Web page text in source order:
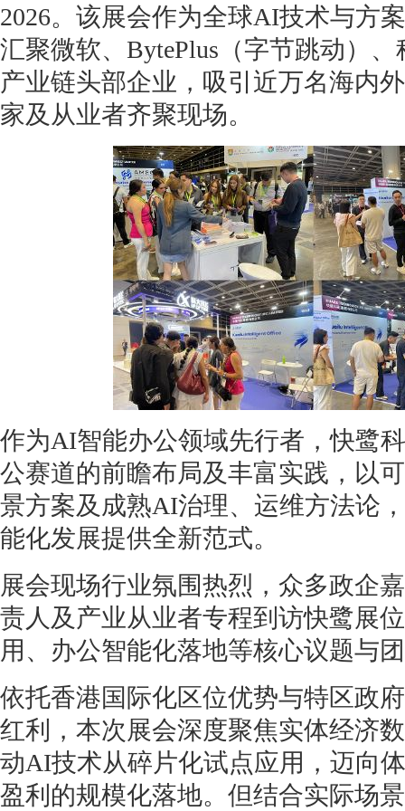
2026。该展会作为全球AI技术与方
汇聚微软、BytePlus（字节跳动）
产业链头部企业，吸引近万名海内
家及从业者齐聚现场。
作为AI智能办公领域先行者，快鹭
公赛道的前瞻布局及丰富实践，以
景方案及成熟AI治理、运维方法论
能化发展提供全新范式。
展会现场行业氛围热烈，众多政企
责人及产业从业者专程到访快鹭展
用、办公智能化落地等核心议题与
依托香港国际化区位优势与特区政
红利，本次展会深度聚焦实体经济
动AI技术从碎片化试点应用，迈向
盈利的规模化落地。但结合实际场